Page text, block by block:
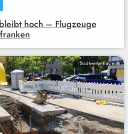
hoch – Flugzeuge
Stadtwerke Bayreuth